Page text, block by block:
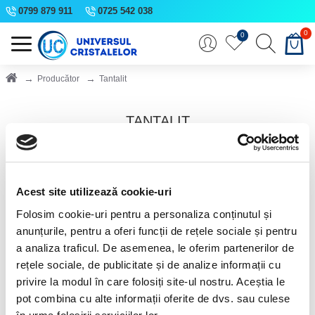
Acest site utilizează cookie-uri
Folosim cookie-uri pentru a personaliza conținutul și
anunțurile, pentru a oferi funcții de rețele sociale și pentru
a analiza traficul. De asemenea, le oferim partenerilor de
rețele sociale, de publicitate și de analize informații cu
privire la modul în care folosiți site-ul nostru. Aceștia le
pot combina cu alte informații oferite de dvs. sau culese
0799 879 911 0725 542 038
0 0
Producător Tantalit
TANTALIT